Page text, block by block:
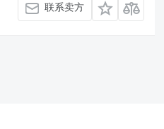
联系卖方